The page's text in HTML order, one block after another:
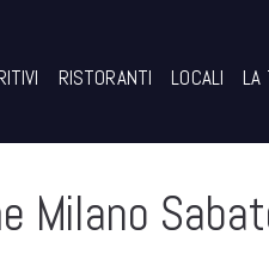
RISTORANTI LOCALI LA
Milano